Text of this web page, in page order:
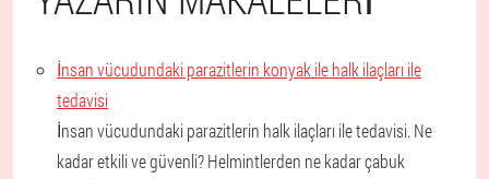
İnsan vücudundaki parazitlerin konyak ile halk ilaçları ile
tedavisi
İnsan vücudundaki parazitlerin halk ilaçları ile tedavisi. Ne
kadar etkili ve güvenli? Helmintlerden ne kadar çabuk